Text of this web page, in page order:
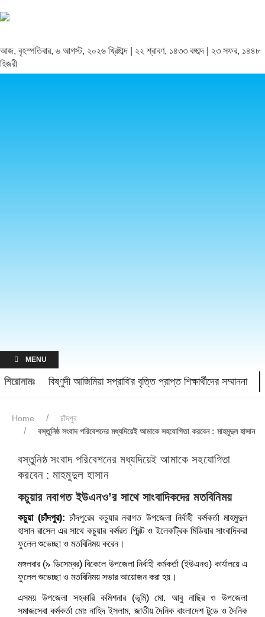
আজ, বৃহস্পতিবার, ৬ আগস্ট, ২০২৬ খ্রিষ্টাব্দ | ২২ শ্রাবণ, ১৪৩৩ বঙ্গাব্দ | ২৩ সফর, ১৪৪৮
হিজরী
MENU
শিরোনামঃ বিষ্ণুদী আজিমিয়া সপ্রাবি'র বৃত্তি প্রাপ্ত শিক্ষার্থীদের সম্মাননা
Home
চাঁদপুর
বস্তুনিষ্ঠ সংবাদ পরিবেশনের মধ্যদিয়েই আমাকে সহযোগিতা করবেন : মাহমুদুল হাসান
বস্তুনিষ্ঠ সংবাদ পরিবেশনের মধ্যদিয়েই আমাকে সহযোগিতা
করবেন : মাহমুদুল হাসান
কচুয়ার নবাগত ইউএনও’র সাথে সাংবাদিকদের মতবিনিময়
কচুয়া (চাঁদপুর): চাঁদপুরের কচুয়ার নবাগত উপজেলা নির্বাহী কর্মকর্তা মাহমুদুল
হাসান রাসেল এর সাথে কচুয়ার কর্মরত প্রিন্ট ও ইলেকট্রিক মিডিয়ার সাংবাদিকরা
ফুলেল শুভেচ্ছা ও মতবিনিময় করেন।
মঙ্গলবার (৯ ডিসেম্বর) বিকেলে উপজেলা নির্বাহী কর্মকর্তা (ইউএনও) কার্যালয়ে এ
ফুলেল শুভেচ্ছা ও মতবিনিময় সভার আয়োজন করা হয়।
এসময় উপজেলা সহকারি কমিশনার (ভূমি) মো. আবু নাছির ও উপজেলা
সমাজসেবা কর্মকর্তা মোঃ নাহিদ ইসলাম, জাতীয় দৈনিক বাংলাদেশ টুডে ও দৈনিক